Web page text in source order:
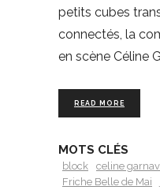
petits cubes
connectés, la
en scène Céline
READ MORE
MOTS CLÉS
block celine
Friche Belle de Mai